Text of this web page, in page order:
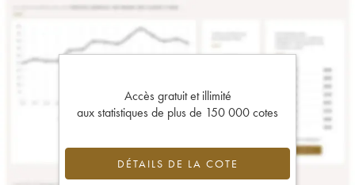
Accès gratuit et illimité
aux statistiques de plus de 150 000 cotes
DÉTAILS DE LA COTE